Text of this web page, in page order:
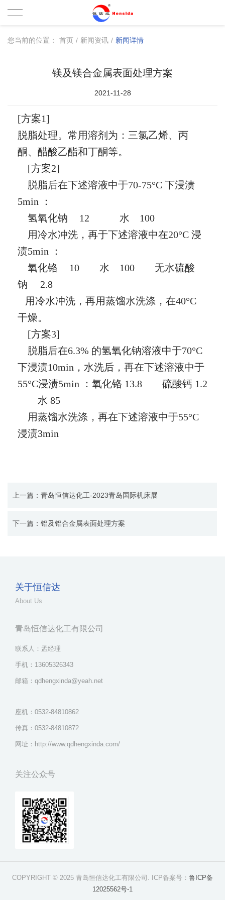
您当前的位置： 首页 / 新闻资讯 / 新闻详情
镁及镁合金属表面处理方案
2021-11-28
[方案1]
脱脂处理。常用溶剂为：三氯乙烯、丙
酮、醋酸乙酯和丁酮等。
[方案2]
脱脂后在下述溶液中于70-75°C 下浸渍
5min ：
氢氧化钠
12 水 100
用冷水冲洗，再于下述溶液中在20°C 浸
渍5min ：
氧化铬
10 水 100 无水硫酸
钠 2.8
用冷水冲洗，再用蒸馏水洗涤，在40°C
干燥。
[方案3]
脱脂后在6.3% 的氢氧化钠溶液中于70°C
下浸渍10min，水洗后，再在下述溶液中于
55°C浸渍5min ：氧化铬 13.8 硫酸钙 1.2
水 85
用蒸馏水洗涤，再在下述溶液中于55°C
浸渍3min
上一篇：青岛恒信达化工-2023青岛国际机床展
下一篇：铝及铝合金属表面处理方案
关于恒信达
About Us
青岛恒信达化工有限公司
联系人：孟经理
手机：13605326343
邮箱：qdhengxinda@yeah.net
座机：0532-84810862
传真：0532-84810872
网址：http://www.qdhengxinda.com/
关注公众号
COPYRIGHT © 2025 青岛恒信达化工有限公司. ICP备案号： 鲁ICP备
12025562号-1